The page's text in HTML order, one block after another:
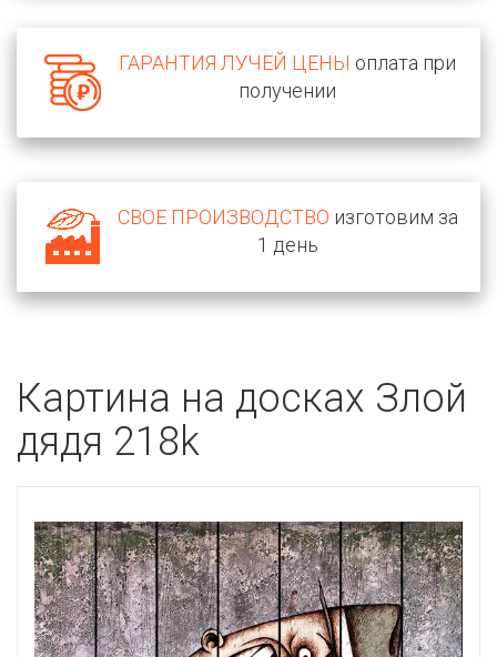
ГАРАНТИЯ ЛУЧЕЙ ЦЕНЫ оплата при
получении
СВОЕ ПРОИЗВОДСТВО изготовим за
1 день
Картина на досках Злой
дядя 218k